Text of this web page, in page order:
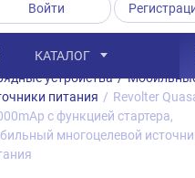
Войти
КАТАЛОГ
Каталог / Товары
устройства /
питания / Revolter
с функцией стартера,
многоцелевой